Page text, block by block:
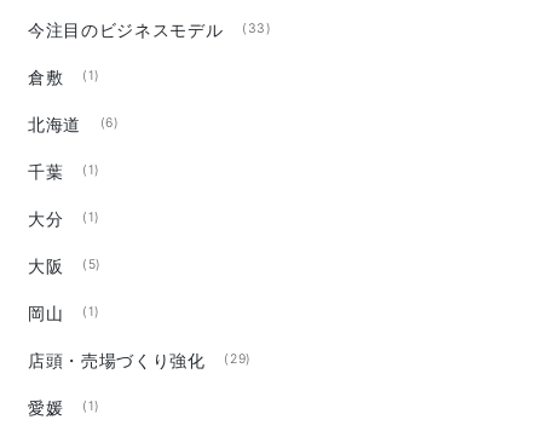
今注目のビジネスモデル (33)
倉敷 (1)
北海道 (6)
千葉 (1)
大分 (1)
大阪 (5)
岡山 (1)
店頭・売場づくり強化 (29)
愛媛 (1)